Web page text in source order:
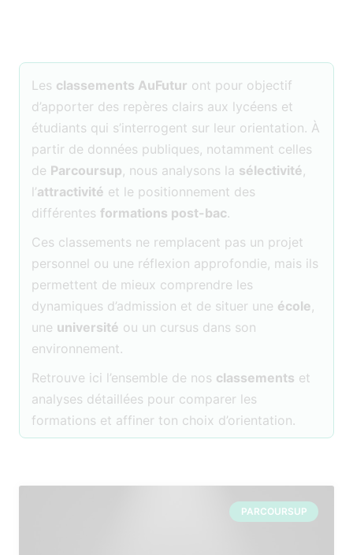
Les classements AuFutur ont pour objectif
d’apporter des repères clairs aux lycéens et
étudiants qui s’interrogent sur leur orientation. À
partir de données publiques, notamment celles
de Parcoursup, nous analysons la sélectivité,
l’attractivité et le positionnement des
différentes formations post-bac.
Ces classements ne remplacent pas un projet
personnel ou une réflexion approfondie, mais ils
permettent de mieux comprendre les
dynamiques d’admission et de situer une école,
une université ou un cursus dans son
environnement.
Retrouve ici l’ensemble de nos classements et
analyses détaillées pour comparer les
formations et affiner ton choix d’orientation.
PARCOURSUP